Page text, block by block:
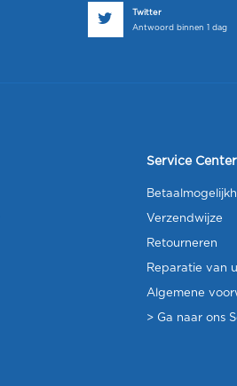
Twitter
Antwoord binnen 1 dag
Service Center
Verzendwijze
Retourneren
Reparatie van
Algemene
> Ga naar ons